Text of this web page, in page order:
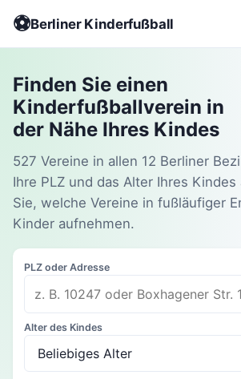
⚽Berliner Kinderfußball
Finden Sie einen
Kinderfußballverein in
der Nähe Ihres Kindes
527 Vereine in allen 12 Berliner
Ihre PLZ und das Alter Ihres
Sie, welche Vereine in fußläufiger
Kinder aufnehmen.
PLZ oder Adresse
Alter des Kindes